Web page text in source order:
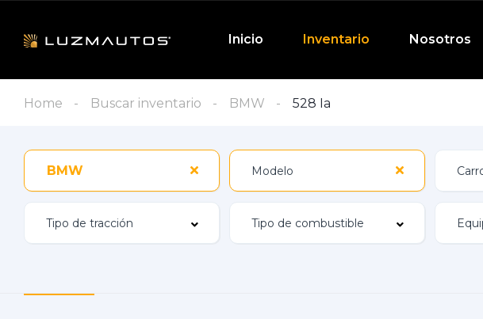
Inicio Inventario Nosotros
Home Buscar inventario BMW 528 Ia
BMW